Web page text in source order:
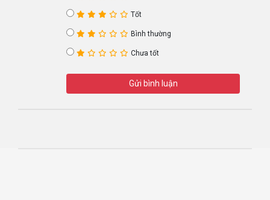
Tốt
Bình thường
Chưa tốt
Gửi bình luận